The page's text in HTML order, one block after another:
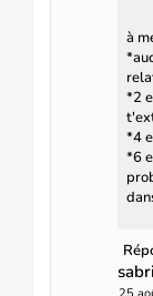
à
*2
*4
*6